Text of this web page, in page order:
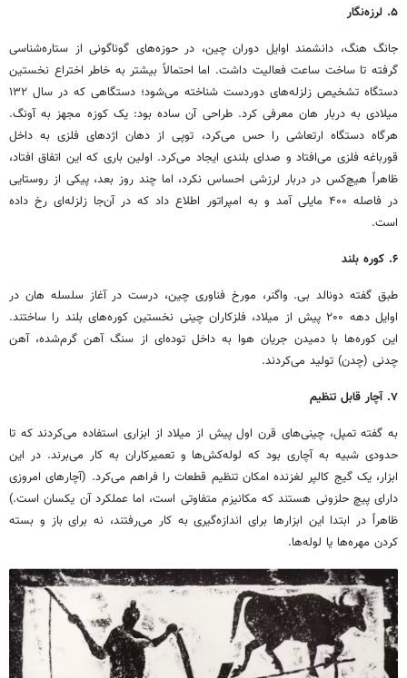
۵. لرزه‌نگار
جانگ هنگ، دانشمند اوایل دوران چین، در حوزه‌های گوناگونی از ستاره‌شناسی
گرفته تا ساخت ساعت فعالیت داشت. اما احتمالاً بیشتر به خاطر اختراع نخستین
دستگاه تشخیص زلزله‌های دوردست شناخته می‌شود؛ دستگاهی که در سال ۱۳۲
میلادی به دربار هان معرفی کرد. طراحی آن ساده بود: یک کوزه مجهز به آونگ.
هرگاه دستگاه ارتعاشی را حس می‌کرد، توپی از دهان اژدهای فلزی به داخل
قورباغه فلزی می‌افتاد و صدای بلندی ایجاد می‌کرد. اولین باری که این اتفاق افتاد،
ظاهراً هیچ‌کس در دربار لرزشی احساس نکرد، اما چند روز بعد، پیکی از روستایی
در فاصله ۴۰۰ مایلی آمد و به امپراتور اطلاع داد که در آن‌جا زلزله‌ای رخ داده
است.
۶. کوره بلند
طبق گفته دونالد بی. واگنر، مورخ فناوری چین، درست در آغاز سلسله هان در
اوایل دهه ۲۰۰ پیش از میلاد، فلزکاران چینی نخستین کوره‌های بلند را ساختند.
این کوره‌ها با دمیدن جریان هوا به داخل توده‌ای از سنگ آهن گرم‌شده، آهن
چدنی (چدن) تولید می‌کردند.
۷.آچار قابل تنظیم
به گفته تمپل، چینی‌های قرن اول پیش از میلاد از ابزاری استفاده می‌کردند که تا
حدودی شبیه به آچاری بود که لوله‌کش‌ها و تعمیرکاران به کار می‌برند. در این
ابزار، یک گیج کالپر لغزنده امکان تنظیم قطعات را فراهم می‌کرد. (آچارهای امروزی
دارای پیچ حلزونی هستند که مکانیزم متفاوتی است، اما عملکرد آن یکسان است.)
ظاهراً در ابتدا این ابزارها برای اندازه‌گیری به کار می‌رفتند، نه برای باز و بسته
کردن مهره‌ها یا لوله‌ها.